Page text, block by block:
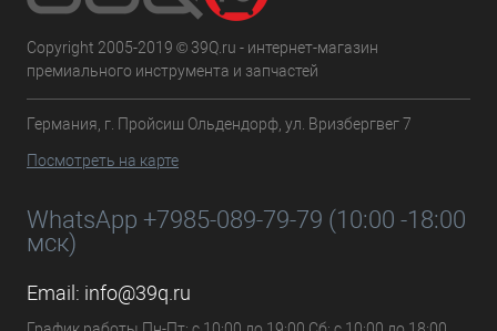
Copyright 2005-2019 © 39Q.ru - интернет-магазин
премиального инструмента и запчастей
Германия, г. Пройсиш Ольдендорф, ул. Вризбергвег 7
Посмотреть на карте
WhatsApp +7985-089-79-79 (10:00 -18:00
мск)
Email: info@39q.ru